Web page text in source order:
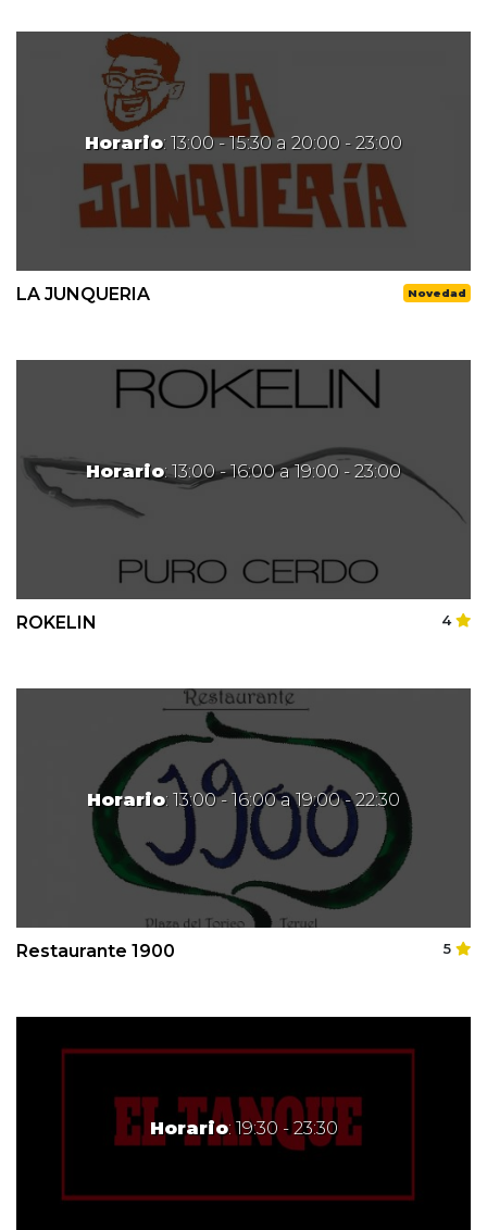
Horario: 13:00 - 15:30 a 20:00 - 23:00
LA JUNQUERIA Novedad
Horario: 13:00 - 16:00 a 19:00 - 23:00
ROKELIN 4
Horario: 13:00 - 16:00 a 19:00 - 22:30
Restaurante 1900 5
Horario: 19:30 - 23:30